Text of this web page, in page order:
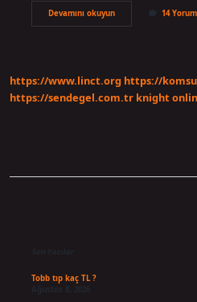
Devamını okuyunFlora
Bölgesi
14 Yorum
https://www.linct.org https://
https://sendegel.com.tr knight
Son Yazılar
Tobb tıp kaç TL ?
Ağustos 8, 2026